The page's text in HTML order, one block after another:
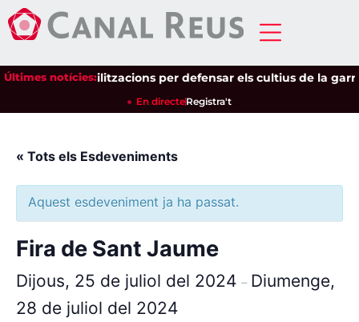
Últimes notícies:
a les mobilitzacions per defensar els cultius de la
En directeRegistra't
« Tots els Esdeveniments
Aquest esdeveniment ja ha passat.
Fira de Sant Jaume
Dijous, 25 de juliol del 2024 – Diumenge,
28 de juliol del 2024